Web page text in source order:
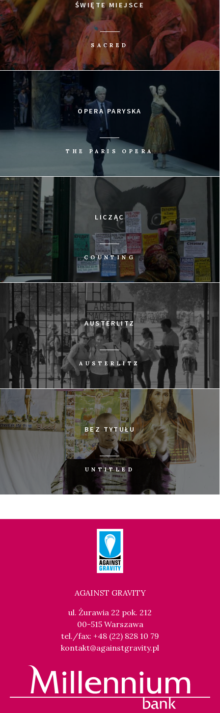
ŚWIĘTE MIEJSCE
SACRED
OPERA PARYSKA
THE PARIS OPERA
LICZĄC
COUNTING
AUSTERLITZ
AUSTERLITZ
BEZ TYTUŁU
UNTITLED
AGAINST GRAVITY
ul. Żurawia 22 pok. 212
00-515 Warszawa
tel./fax: +48 (22) 828 10 79
kontakt@againstgravity.pl